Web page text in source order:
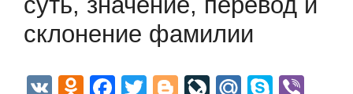
склонение фамилии
V
O
F
T
Bl
Li
M
S